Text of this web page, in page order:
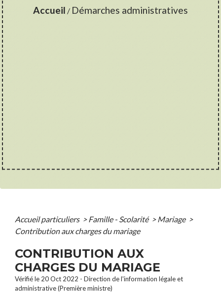
Accueil / Démarches administratives
Accueil particuliers > Famille - Scolarité > Mariage >
Contribution aux charges du mariage
CONTRIBUTION AUX
CHARGES DU MARIAGE
Vérifié le 20 Oct 2022 - Direction de l'information légale et
administrative (Première ministre)